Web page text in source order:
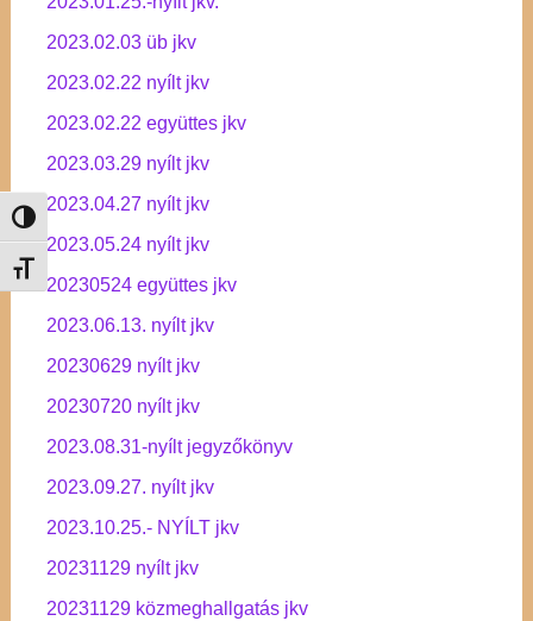
Nagy kontraszt váltása
Betűméret váltása
2023.02.03 üb jkv
2023.02.22 nyílt jkv
2023.02.22 együttes jkv
2023.03.29 nyílt jkv
2023.04.27 nyílt jkv
2023.05.24 nyílt jkv
20230524 együttes jkv
2023.06.13. nyílt jkv
20230629 nyílt jkv
20230720 nyílt jkv
2023.08.31-nyílt jegyzőkönyv
2023.09.27. nyílt jkv
2023.10.25.- NYÍLT jkv
20231129 nyílt jkv
20231129 közmeghallgatás jkv